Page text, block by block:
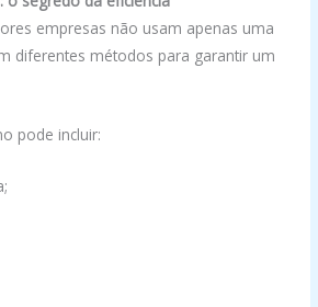
empresas não usam apenas uma
diferentes métodos para garantir um
pode incluir: